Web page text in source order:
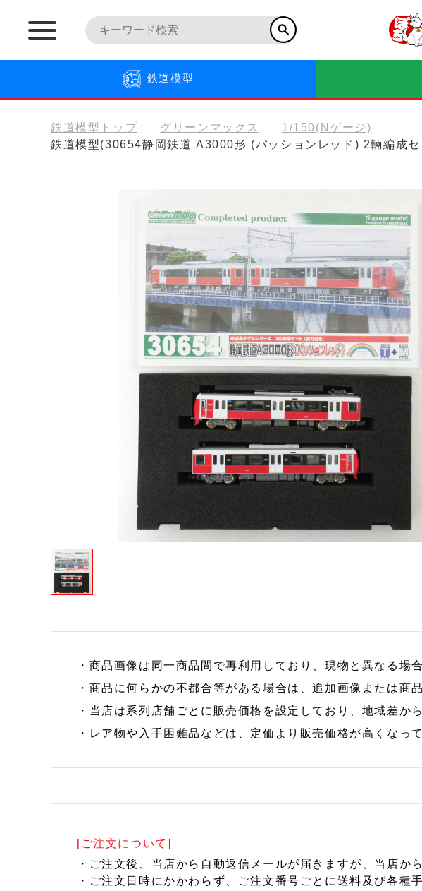
鉄道模型
鉄道模型トップ グリーンマックス
1/150(Nゲージ)
鉄道模型(30654静岡鉄道 A3000形 (パッションレッド) 2輛編成
・商品画像は同一商品間で再利用しており、現物と異なる場
・商品に何らかの不都合等がある場合は、追加画像または商
・当店は系列店舗ごとに販売価格を設定しており、地域差か
・レア物や入手困難品などは、定価より販売価格が高くなっ
[ご注文について]
・ご注文後、当店から自動返信メールが届きますが、当店か
・ご注文日時にかかわらず、ご注文番号ごとに送料及び各